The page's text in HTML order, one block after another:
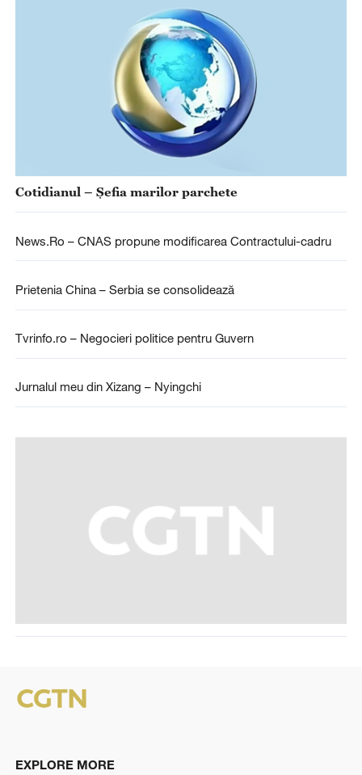
Cotidianul – Șefia marilor parchete
News.Ro – CNAS propune modificarea Contractului-cadru
Prietenia China – Serbia se consolidează
Tvrinfo.ro – Negocieri politice pentru Guvern
Jurnalul meu din Xizang – Nyingchi
EXPLORE MORE